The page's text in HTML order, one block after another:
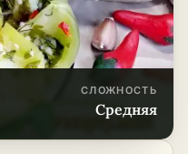
СЛОЖНОСТЬ
средняя